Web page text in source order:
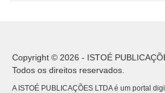
Copyright © 2026 - ISTOÉ
Todos os direitos reservados.
A ISTOÉ PUBLICAÇÕES LTDA é um portal